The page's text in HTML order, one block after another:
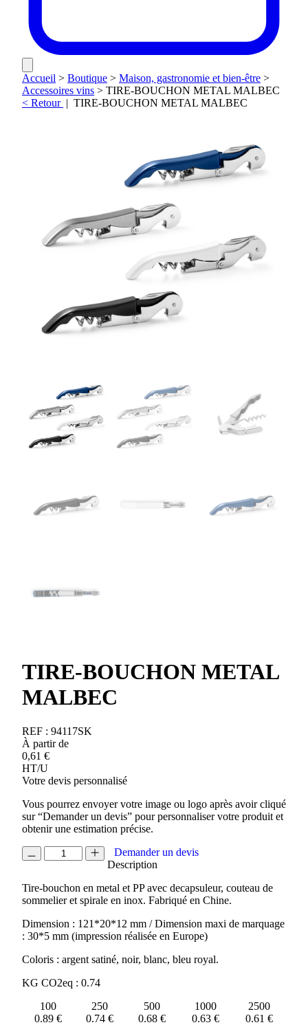
Accueil > Boutique > Maison, gastronomie et bien-être >
Accessoires vins > TIRE-BOUCHON METAL MALBEC
< Retour | TIRE-BOUCHON METAL MALBEC
TIRE-BOUCHON METAL
MALBEC
REF : 94117SK
À partir de
0,61 €
HT/U
Votre devis personnalisé
Vous pourrez envoyer votre image ou logo après avoir cliqué
sur “Demander un devis” pour personnaliser votre produit et
obtenir une estimation précise.
quantité
de
BOUCHON
METAL
Demander un devis
Description
Tire-bouchon en metal et PP avec decapsuleur, couteau de
sommelier et spirale en inox. Fabriqué en Chine.
Dimension : 121*20*12 mm / Dimension maxi de marquage
: 30*5 mm (impression réalisée en Europe)
Coloris : argent satiné, noir, blanc, bleu royal.
KG CO2eq : 0.74
100
250 500 1000
2500
0.89 €
0.74 € 0.68 € 0.63 €
0.61 €